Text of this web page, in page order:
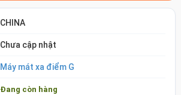
CHINA
Chưa cập nhật
Máy mát xa điểm G
Đang còn hàng